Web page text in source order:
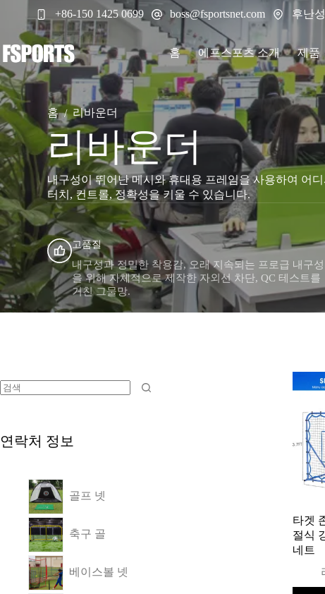
로
건
너
뛰
기
+86-150 1425 0699 boss@fsportsnet.com 후난
홈 에프스포츠 소개 제품
홈 / 리바운더
리바운더
내구성이 뛰어난 메시와 휴대용 프레임을 사용하여 어
터치, 컨트롤, 정확성을 키울 수 있습니다.
고품질
내구성과 정밀한 착용감, 오래 지속되는 프로급 내구성
을 위해 자체적으로 제작한 자외선 차단, QC 테스트를
거친 그물망.
타겟
절식
네트
연락처 정보
골프 넷
축구 골
베이스볼 넷